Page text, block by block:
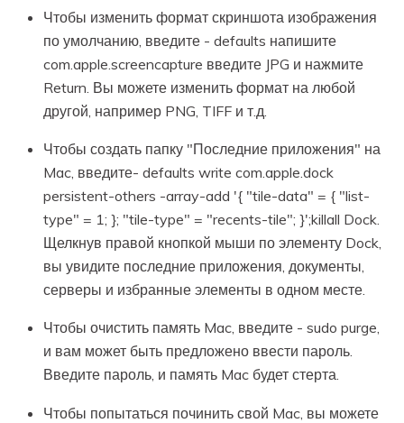
Чтобы изменить формат скриншота изображения
по умолчанию, введите - defaults напишите
com.apple.screencapture введите JPG и нажмите
Return. Вы можете изменить формат на любой
другой, например PNG, TIFF и т.д.
Чтобы создать папку "Последние приложения" на
Mac, введите- defaults write com.apple.dock
persistent-others -array-add '{ "tile-data" = { "list-
type" = 1; }; "tile-type" = "recents-tile"; }';killall Dock.
Щелкнув правой кнопкой мыши по элементу Dock,
вы увидите последние приложения, документы,
серверы и избранные элементы в одном месте.
Чтобы очистить память Mac, введите - sudo purge,
и вам может быть предложено ввести пароль.
Введите пароль, и память Mac будет стерта.
Чтобы попытаться починить свой Mac, вы можете